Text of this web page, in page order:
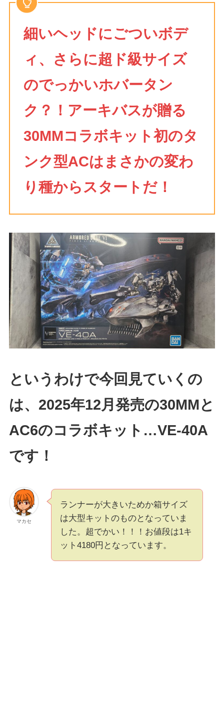
細いヘッドにごついボデ
ィ、さらに超ド級サイズ
のでっかいホバータン
ク？！アーキバスが贈る
30MMコラボキット初のタ
ンク型ACはまさかの変わ
り種からスタートだ！
というわけで今回見ていくの
は、2025年12月発売の30MMと
AC6のコラボキット…VE-40A
です！
マカセ
ランナーが大きいためか箱サイズ
は大型キットのものとなっていま
した。超でかい！！！お値段は1キ
ット4180円となっています。